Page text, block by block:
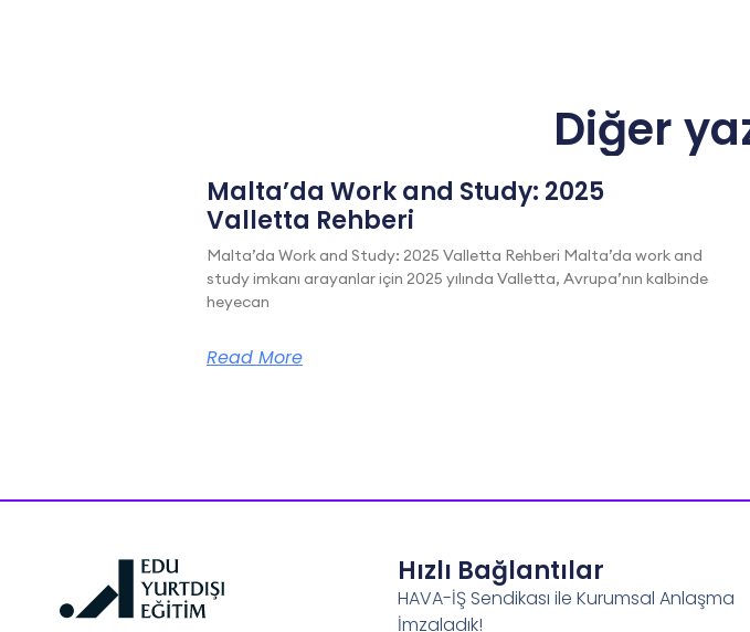
Diğer
Malta’da Work and Study: 2025
Valletta Rehberi
Malta’da Work and Study: 2025 Valletta Rehberi Malta’da work and
study imkanı arayanlar için 2025 yılında Valletta, Avrupa’nın kalbinde
heyecan
Read More
Hızlı Bağlantılar
HAVA-İŞ Sendikası ile Kurumsal Anlaşma
İmzaladık!